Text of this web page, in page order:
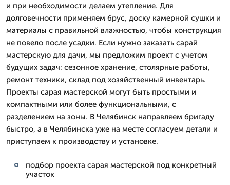
и при необходимости делаем утепление. Для
долговечности применяем брус, доску камерной сушки и
материалы с правильной влажностью, чтобы конструкция
не повело после усадки. Если нужно заказать сарай
мастерскую для дачи, мы предложим проект с учетом
будущих задач: сезонное хранение, столярные работы,
ремонт техники, склад под хозяйственный инвентарь.
Проекты сарая мастерской могут быть простыми и
компактными или более функциональными, с
разделением на зоны. В Челябинск направляем бригаду
быстро, а в Челябинска уже на месте согласуем детали и
приступаем к производству и установке.
подбор проекта сарая мастерской под конкретный
участок